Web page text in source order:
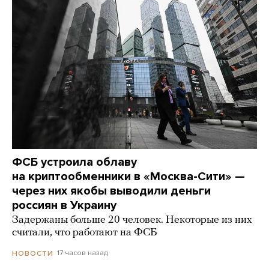
ФСБ устроила облаву
на криптообменники в «Москва-Сити» —
через них якобы выводили деньги
россиян в Украину
Задержаны больше 20 человек. Некоторые из них
считали, что работают на ФСБ
НОВОСТИ 17 часов назад